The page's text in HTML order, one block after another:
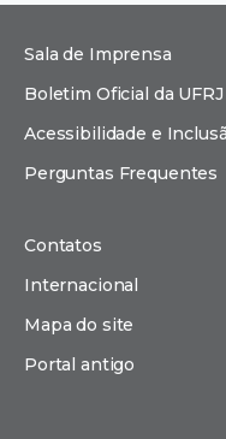
Sala de Imprensa
Boletim Oficial da UFRJ
Acessibilidade e
Perguntas Frequentes
Contatos
Internacional
Mapa do site
Portal antigo